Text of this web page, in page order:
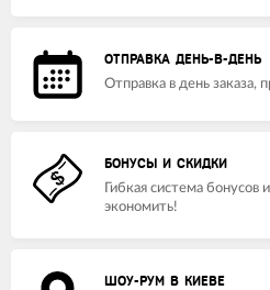
ОТПРАВКА ДЕНЬ-В-ДЕНЬ
Отправка в день
БОНУСЫ И СКИДКИ
Гибкая система бонусов
экономить!
ШОУ-РУМ В КИЕВЕ